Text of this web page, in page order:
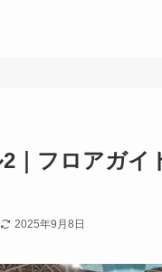
｜フロアガ
2025年9月8日